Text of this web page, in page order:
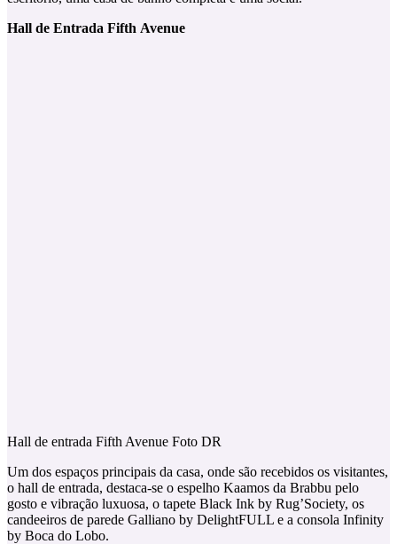
Hall de Entrada Fifth Avenue
Hall de entrada Fifth Avenue Foto DR
Um dos espaços principais da casa, onde são recebidos os visitantes,
o hall de entrada, destaca-se o espelho Kaamos da Brabbu pelo
gosto e vibração luxuosa, o tapete Black Ink by Rug’Society, os
candeeiros de parede Galliano by DelightFULL e a consola Infinity
by Boca do Lobo.